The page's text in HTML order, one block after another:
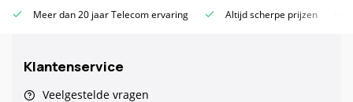
Meer dan 20 jaar Telecom ervaring Altijd scherpe prijzen
Klantenservice
Veelgestelde vragen